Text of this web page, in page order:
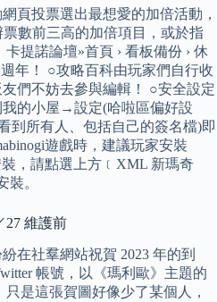
頁投票選出最想愛的加倍活動，
票數前三高的加倍項目，或於指
提諾論壇»首頁 › 看板備份 › 休
年！ ○攻略百科由玩家們自行收
們不妨去參與編輯！ ○安全設定
的小屋→設定(哈啦區偏好設
到所有人、包括自己的簽名檔)即
遊戲時，建議玩家安裝
，請點選上方﹝XML 新瑪奇
裝。
27 維護前
在社羣網站祝賀 2023 年的到
帳號，以《瑪利歐》主題的
是這張賀圖好像少了某個人，